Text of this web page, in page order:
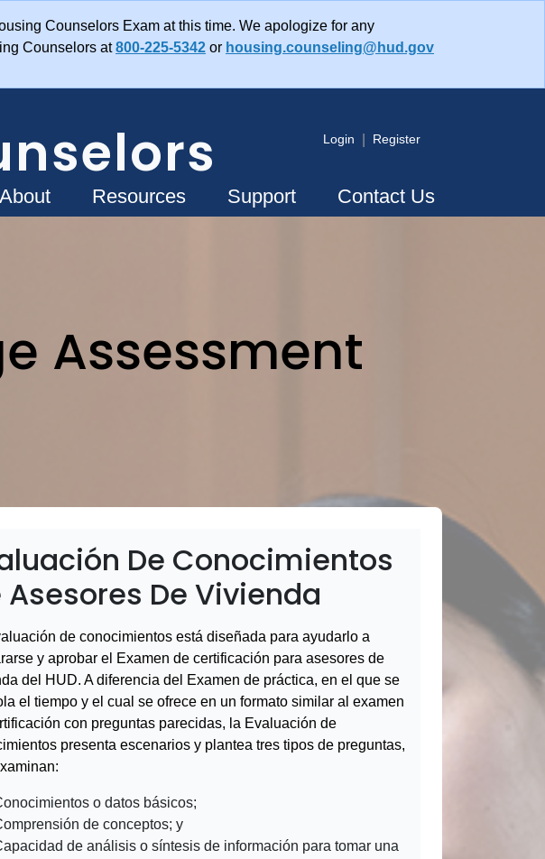
Counselors Exam at this time. We apologize for any
Counselors at800-225-5342 or housing.counseling@hud.gov
Login Register
About Resources Support Contact Us
Assessment
De Conocimientos
Asesores De Vivienda
de conocimientos está diseñada para ayudarlo a
y aprobar el Examen de certificación para asesores de
del HUD. A diferencia del Examen de práctica, en el que se
el tiempo y el cual se ofrece en un formato similar al examen
con preguntas parecidas, la Evaluación de
presenta escenarios y plantea tres tipos de preguntas,
o datos básicos;
de conceptos; y
de análisis o síntesis de información para tomar una